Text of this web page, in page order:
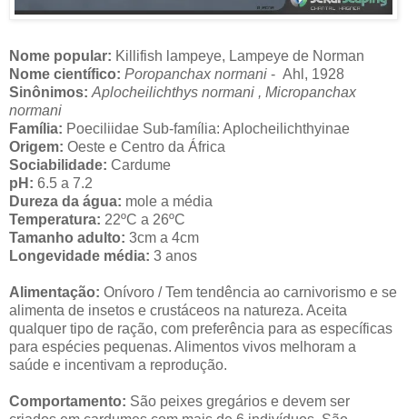
Nome popular: Killifish lampeye, Lampeye de Norman
Nome científico: Poropanchax normani - Ahl, 1928
Sinônimos: Aplocheilichthys normani , Micropanchax
normani
Família: Poeciliidae Sub-família: Aplocheilichthyinae
Origem: Oeste e Centro da África
Sociabilidade: Cardume
pH: 6.5 a 7.2
Dureza da água: mole a média
Temperatura: 22ºC a 26ºC
Tamanho adulto: 3cm a 4cm
Longevidade média: 3 anos
Alimentação: Onívoro / Tem tendência ao carnivorismo e se
alimenta de insetos e crustáceos na natureza. Aceita
qualquer tipo de ração, com preferência para as específicas
para espécies pequenas. Alimentos vivos melhoram a
saúde e incentivam a reprodução.
Comportamento: São peixes gregários e devem ser